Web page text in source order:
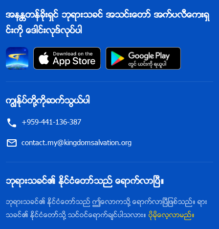
အနႏၲတန္ခိုးရွင္ ဘုရားသခင္ အသင္းေတာ္ အက္ပလီေကးရွ
င္းကို ေဒါင္းလုဒ္လုပ္ပါ
ကြၽန္ုပ္တို႔ကိုဆက္သြယ္ပါ
+959-441-136-387
contact.my@kingdomsalvation.org
ဘုရားသခင္၏ ႏိုင္ငံေတာ္သည္ ေရာက္လာၿပီ။
ဘုရားသခင္၏ ႏိုင္ငံေတာ္သည္ ဤေလာကသို႔ ေရာက္လာၿပီျဖစ္သည္။ ရား
သခင္၏ ႏိုင္ငံေတာ္သို႔ သင္ဝင္ေရာက္ခ်င္ပါသလား။ ပိုမိုေလ့လာမည္။